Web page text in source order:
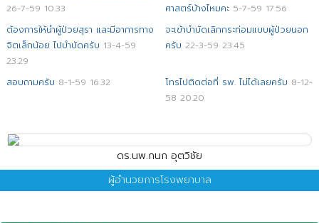
26-7-59 10.33
ศาสตร์บ้างไหมคะ 5-7-59 17.56
ต้องการให้นำผู้ป่วยสุรา และมีอาการทาง
จิตเล็กน้อย ไปบำบัดครับ 13-4-59
23.29
จะเข้าบำบัดเลิกกระท่อมแบบผู้ป่วยนอก
ครับ 22-3-59 23.45
สอบถามครับ 8-1-59 16.32 โทรไปติดต่อที่ รพ. ไม่ได้เลยครับ 8-12-
58 20.20
ดร.นพ.กนก อุตวิชัย
ผู้อำนวยการโรงพยาบาล